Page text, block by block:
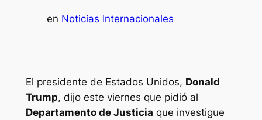
en Noticias Internacionales
El presidente de Estados Unidos, Donald
Trump, dijo este viernes que pidió al
Departamento de Justicia que investigue